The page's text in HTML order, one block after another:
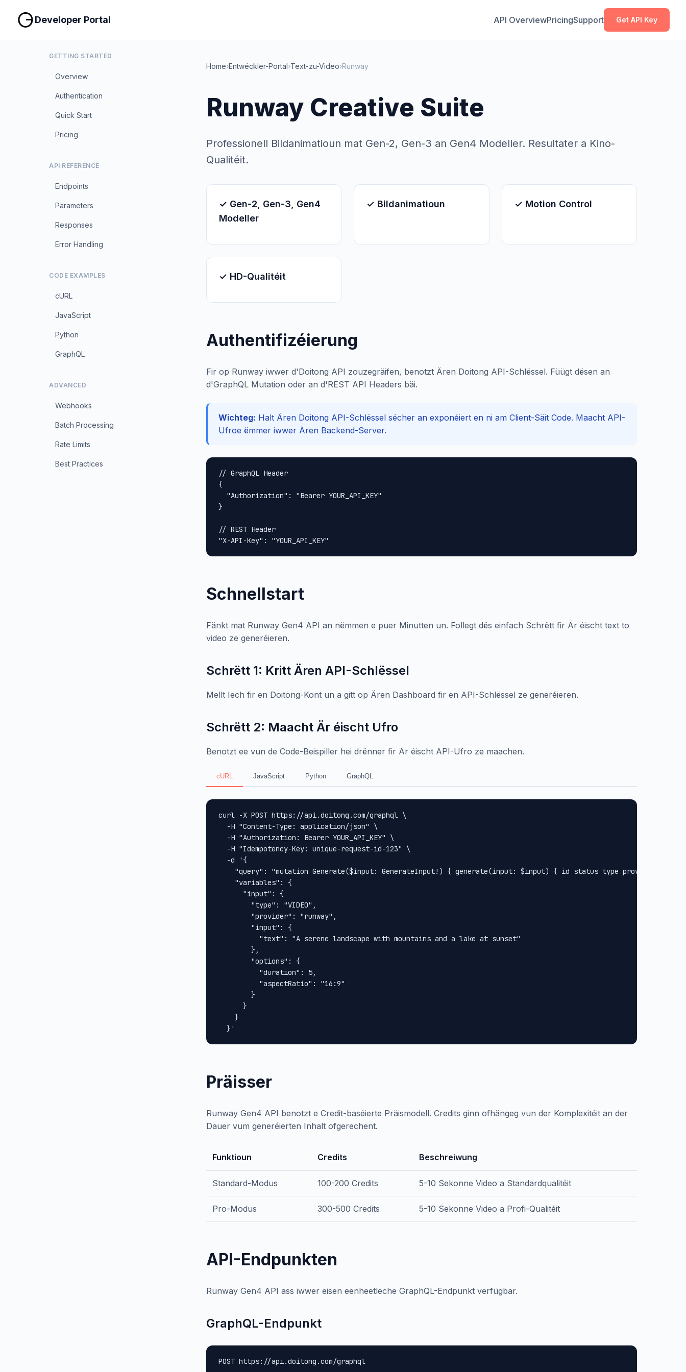
Developer Portal API OverviewPricingSupport Get API Key
GETTING STARTED
Overview
Authentication
Quick Start
Pricing
API REFERENCE
Endpoints
Parameters
Responses
Error Handling
CODE EXAMPLES
cURL
JavaScript
Python
GraphQL
ADVANCED
Webhooks
Batch Processing
Rate Limits
Best Practices
Home›Entwéckler-Portal›Text-zu-Video›Runway
Runway Creative Suite
Professionell Bildanimatioun mat Gen-2, Gen-3 an Gen4 Modeller. Resultater a Kino-
Qualitéit.
✓ Gen-2, Gen-3, Gen4
Modeller
✓ Bildanimatioun ✓ Motion Control
✓ HD-Qualitéit
Authentifizéierung
Fir op Runway iwwer d'Doitong API zouzegräifen, benotzt Ären Doitong API-Schlëssel. Füügt dësen an
d'GraphQL Mutation oder an d'REST API Headers bäi.
Wichteg: Halt Ären Doitong API-Schlëssel sécher an exponéiert en ni am Client-Säit Code. Maacht API-
Ufroe ëmmer iwwer Ären Backend-Server.
// GraphQL Header
{
  "Authorization": "Bearer YOUR_API_KEY"
}
// REST Header
"X-API-Key": "YOUR_API_KEY"
Kopéieren
Schnellstart
Fänkt mat Runway Gen4 API an nëmmen e puer Minutten un. Follegt dës einfach Schrëtt fir Är éischt text to
video ze generéieren.
Schrëtt 1: Kritt Ären API-Schlëssel
Mellt Iech fir en Doitong-Kont un a gitt op Ären Dashboard fir en API-Schlëssel ze generéieren.
Schrëtt 2: Maacht Är éischt Ufro
Benotzt ee vun de Code-Beispiller hei drënner fir Är éischt API-Ufro ze maachen.
cURL JavaScript Python GraphQL
curl -X POST https://api.doitong.com/graphql \
  -H "Content-Type: application/json" \
  -H "Authorization: Bearer YOUR_API_KEY" \
  -H "Idempotency-Key: unique-request-id-123" \
  -d '{
"query": "mutation Generate($input: GenerateInput!) { generate(input: $input) { id status type provider url
    "variables": {
      "input": {
        "type": "VIDEO",
        "provider": "runway",
        "input": {
          "text": "A serene landscape with mountains and a lake at sunset"
        },
        "options": {
          "duration": 5,
          "aspectRatio": "16:9"
        }
      }
    }
  }'
Kopéieren
Präisser
Runway Gen4 API benotzt e Credit-baséierte Präismodell. Credits ginn ofhängeg vun der Komplexitéit an der
Dauer vum generéierten Inhalt ofgerechent.
Funktioun Credits Beschreiwung
Standard-Modus 100-200 Credits 5-10 Sekonne Video a Standardqualitéit
Pro-Modus 300-500 Credits 5-10 Sekonne Video a Profi-Qualitéit
API-Endpunkten
Runway Gen4 API ass iwwer eisen eenheetleche GraphQL-Endpunkt verfügbar.
GraphQL-Endpunkt
POST https://api.doitong.com/graphql